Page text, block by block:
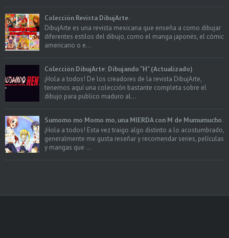
Colección Revista DibujArte.
DibujArte es una revista mexicana que enseña a como dibujar
diferentes estilos del dibujo, como el manga japonés, el cómic
americano o e...
Colección DibujArte: Dibujando "H" (Actualizado)
¡Hola a todos! De los creadores de la revista DibujArte,
tenemos aquí una colección bastante completa sobre el
dibujo para publico maduro al...
Sumomo mo Momo mo, una MIERDA con M de Mumumucho.
¡Hola a todos! Esta vez traigo algo distinto a lo acostumbrado,
generalmente me gusta reseñar y recomendar series, películas
y mangas que ...